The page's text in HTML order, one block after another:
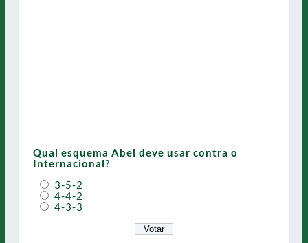
Qual esquema Abel deve usar contra o
Internacional?
3-5-2
4-4-2
4-3-3